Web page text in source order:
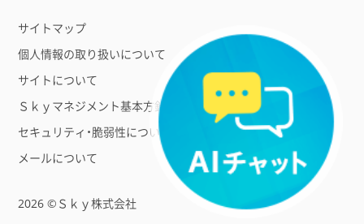
サイトマップ
個人情報の取り扱いについて
サイトについて
Ｓｋｙマネジメント基本方針
セキュリティ・脆弱性について
メールについて
2026 ©Ｓｋｙ株式会社